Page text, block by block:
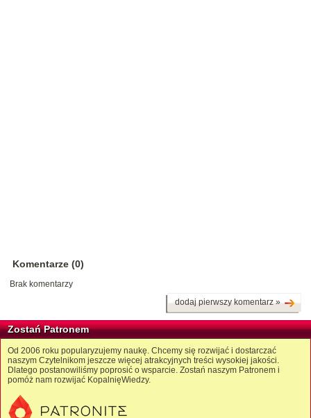
Komentarze (0)
Brak komentarzy
dodaj pierwszy komentarz »
Zostań Patronem
Od 2006 roku popularyzujemy naukę. Chcemy się rozwijać i dostarczać
naszym Czytelnikom jeszcze więcej atrakcyjnych treści wysokiej jakości.
Dlatego postanowiliśmy poprosić o wsparcie. Zostań naszym Patronem i
pomóż nam rozwijać KopalnięWiedzy.